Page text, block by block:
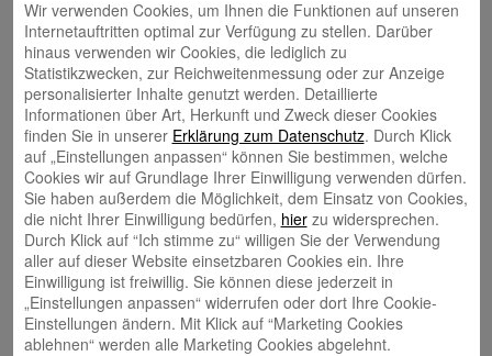
Schreibe einen Kommentar
Deine E-Mail-Adresse wird nicht veröffentlicht. Erforderliche Felder
sind mit*markiert
Name*
E-Mail*
Wir verwenden Cookies, um Ihnen die Funktionen auf unseren
Internetauftritten optimal zur Verfügung zu stellen. Darüber
hinaus verwenden wir Cookies, die lediglich zu
Statistikzwecken, zur Reichweitenmessung oder zur Anzeige
personalisierter Inhalte genutzt werden. Detaillierte
Informationen über Art, Herkunft und Zweck dieser Cookies
finden Sie in unserer Erklärung zum Datenschutz. Durch Klick
auf „Einstellungen anpassen“ können Sie bestimmen, welche
Cookies wir auf Grundlage Ihrer Einwilligung verwenden dürfen.
Sie haben außerdem die Möglichkeit, dem Einsatz von Cookies,
die nicht Ihrer Einwilligung bedürfen, hierzu widersprechen.
Durch Klick auf “Ich stimme zu“ willigen Sie der Verwendung
aller auf dieser Website einsetzbaren Cookies ein. Ihre
Einwilligung ist freiwillig. Sie können diese jederzeit in
„Einstellungen anpassen“ widerrufen oder dort Ihre Cookie-
Einstellungen ändern. Mit Klick auf “Marketing Cookies
ablehnen“ werden alle Marketing Cookies abgelehnt.